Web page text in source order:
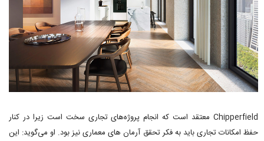
Chipperfield معتقد است که انجام پروژه‌های تجاری سخت است زیرا در کنار
حفظ امکانات تجاری باید به فکر تحقق آرمان های معماری نیز بود. او می‌گوید: این